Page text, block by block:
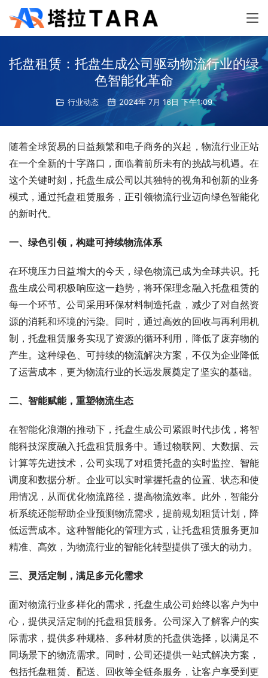
托盘租赁：托盘生成公司驱动物流行业的绿
色智能化革命
行业动态 2024年 7月 16日 下午1:09
随着全球贸易的日益频繁和电子商务的兴起，物流行业正站
在一个全新的十字路口，面临着前所未有的挑战与机遇。在
这个关键时刻，托盘生成公司以其独特的视角和创新的业务
模式，通过托盘租赁服务，正引领物流行业迈向绿色智能化
的新时代。
一、绿色引领，构建可持续物流体系
在环境压力日益增大的今天，绿色物流已成为全球共识。托
盘生成公司积极响应这一趋势，将环保理念融入托盘租赁的
每一个环节。公司采用环保材料制造托盘，减少了对自然资
源的消耗和环境的污染。同时，通过高效的回收与再利用机
制，托盘租赁服务实现了资源的循环利用，降低了废弃物的
产生。这种绿色、可持续的物流解决方案，不仅为企业降低
了运营成本，更为物流行业的长远发展奠定了坚实的基础。
二、智能赋能，重塑物流生态
在智能化浪潮的推动下，托盘生成公司紧跟时代步伐，将智
能科技深度融入托盘租赁服务中。通过物联网、大数据、云
计算等先进技术，公司实现了对租赁托盘的实时监控、智能
调度和数据分析。企业可以实时掌握托盘的位置、状态和使
用情况，从而优化物流路径，提高物流效率。此外，智能分
析系统还能帮助企业预测物流需求，提前规划租赁计划，降
低运营成本。这种智能化的管理方式，让托盘租赁服务更加
精准、高效，为物流行业的智能化转型提供了强大的动力。
三、灵活定制，满足多元化需求
面对物流行业多样化的需求，托盘生成公司始终以客户为中
心，提供灵活定制的托盘租赁服务。公司深入了解客户的实
际需求，提供多种规格、多种材质的托盘供选择，以满足不
同场景下的物流需求。同时，公司还提供一站式解决方案，
包括托盘租赁、配送、回收等全链条服务，让客户享受到更